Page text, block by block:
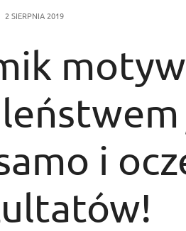
2 SIERPNIA 2019
i